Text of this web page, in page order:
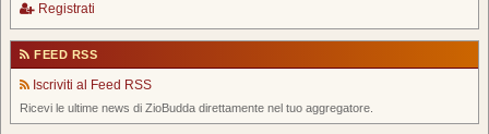
Registrati
FEED RSS
Iscriviti al Feed RSS
Ricevi le ultime news di ZioBudda direttamente nel tuo aggregatore.